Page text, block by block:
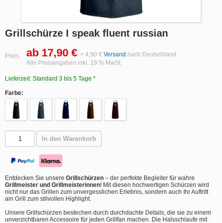
Grillschürze I speak fluent russian
Preis: ab 17,90 € + 4,90 € Versand nach Deutschland
Alle Preisangaben inkl. 19 % MwSt.
Lieferzeit: Standard 3 bis 5 Tage *
Farbe:
In den Warenkorb
Entdecken Sie unsere Grillschürzen – der perfekte Begleiter für wahre
Grillmeister und Grillmeisterinnen! Mit diesen hochwertigen Schürzen wird
nicht nur das Grillen zum unvergesslichen Erlebnis, sondern auch Ihr Auftritt
am Grill zum stilvollen Highlight.
Unsere Grillschürzen bestechen durch durchdachte Details, die sie zu einem
unverzichtbaren Accessoire für jeden Grillfan machen. Die Halsschlaufe mit